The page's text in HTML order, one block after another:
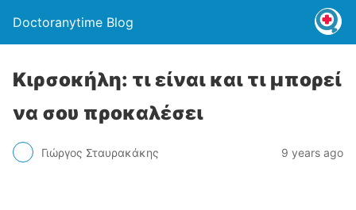
Doctoranytime Blog
Κιρσοκήλη: τι είναι και τι μπορεί
να σου προκαλέσει
Γιώργος Σταυρακάκης 9 years ago